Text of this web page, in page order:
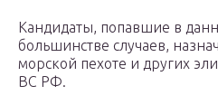
Кандидаты, попавшие в
большинстве случаев,
морской пехоте и других
ВС РФ.